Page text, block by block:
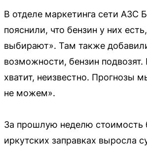
В отделе маркетинга сети АЗС
пояснили, что бензин у них
выбирают». Там также
возможности, бензин подвозят.
хватит, неизвестно. Прогнозы
не можем».
За прошлую неделю стоимость
иркутских заправках выросла